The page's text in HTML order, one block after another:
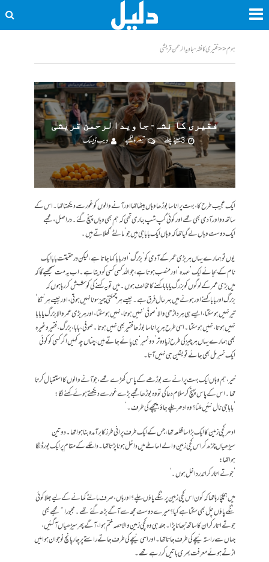
ہوم<<فقیری کا نشہ- جاویدالرحمن قریشی
فقیری کا نشہ- جاویدالرحمن قریشی
3 مہینے پہلے
تبصرہ لکھیے ویب ڈیسک
ایک عجیب طرح کا، بہت پرانا سا بوڑھا وہاں بیٹھا تھا اور آنے والوں کو غور سے دیکھتا تھا۔ اس کے
ساتھ دو اور آدمی بھی تھے اور کوئی گپ شپ جاری تھی کہ ہم بھی وہاں پہنچ گئے۔ دراصل، مجھے
ایک دوست وہاں لے گیا تھا کہ وہاں ایک بابا جی ہیں جو ’مالٹے‘ کھلاتے ہیں۔
یوں تو ہمارے یہاں ہر بڑی عمر کے آدمی کو ’بزرگ‘ اور بابا کہا جاتا ہے، لیکن درحقیقت بابا ایک
نام کے بجائے ایک ’عہدہ‘ اور منصب ہوتا ہے، جو اللہ کسی کسی کو دیتا ہے۔ اب یہ مت سمجھیے گا کہ
میں بڑی عمر کے لوگوں کو بزرگ یا بابا کہنے کا مخالف ہوں۔ میں تو یہ کہنے کی کوشش کر رہا ہوں کہ
بزرگ اور بابا کہنے اور ہونے میں بہرحال فرق ہے۔ جیسے ہر چمکتی چیز سونا نہیں ہوتی، اور جیسے ہر ’تکا‘
تیر نہیں ہو سکتا، ایسے ہی ہر داڑھی والا ’صوفی‘ نہیں ہوتا، نہیں ہو سکتا، اور ہر بڑی عمر والا بزرگ یا بابا
نہیں ہوتا، نہیں ہو سکتا۔ اسی طرح ہر پرانا سا بوڑھا فقیر بھی نہیں ہوتا۔ صوفی، بابا، بزرگ، فقیر وغیرہ
بھی ہمارے یہاں ہر چیز کی طرح زیادہ تر ’دونمبر‘ ہی پائے جاتے ہیں، چناں چہ کہیں اگر کسی کو کوئی
ایک نمبر مل بھی جائے تو یقین ہی نہیں آتا۔
خیر، ہم وہاں ایک بہت پرانے سے بوڑھے کے پاس کھڑے تھے، جو آنے والوں کا استقبال کرتا
تھا۔ اس کے پاس پہنچ کر سلام دعا کی تو وہ بوڑھا مجھے بڑے غور سے دیکھتے ہوئے کہنے لگا:
’بابا جی نال نئیں ملنا؟ وہ ادھر چلے جاؤ، پیچھے کی طرف۔‘
ادھر کچی زمین کا ایک بڑا سا قطعہ تھا، جس کے ایک طرف پرانی طرز کا برآمدہ بنا ہوا تھا۔ دو تین
سیڑھیاں چڑھ کر اس کچی زمین والے احاطے میں داخل ہونا پڑتا تھا۔ داخلے کے مقام پر ایک بورڈ لگا
ہوا تھا:
’جوتے اتار کر اندر داخل ہوں۔‘
میں ہچکچا رہا تھا کہ کون اس کچی زمین پر ننگے پاؤں چلے؟ اور ہاں، صرف مالٹے کھانے کے لیے بھلا کوئی
ننگے پاؤں چل بھی سکتا ہے کیا؟ میرے دوست مجھ سے آگے بڑھ گئے تھے۔ مجبوراﹰ مجھے بھی
جوتے اتار کر ان کا ساتھ نبھانا پڑا۔ جلد ہی وہ کچی زمین والا حصہ ختم ہوا، آگے پھر سیڑھیاں آ گئیں،
جہاں سے راستہ نیچے کی طرف جاتا تھا۔ اور اسی نیچے کی طرف جاتے راستے پر چار پانچ نوجوان ہوا میں
اڑتے ہوئے معرفت بھری باتیں کر رہے تھے۔